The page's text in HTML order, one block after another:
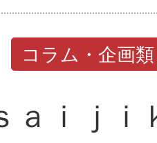
コラム・企画類
ｉｊ